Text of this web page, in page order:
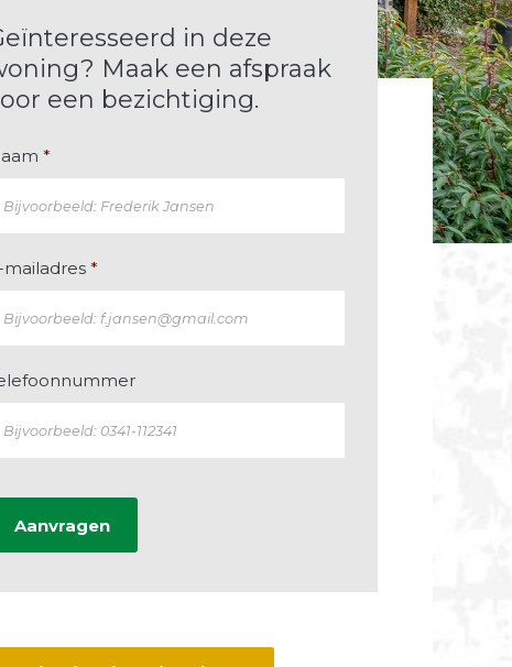
in deze
Maak een afspraak
een bezichtiging.
*
mailadres *